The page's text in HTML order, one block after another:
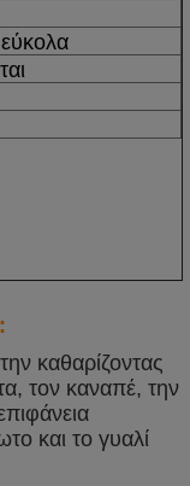
καθαρίζοντας
τον καναπέ, την
και το γυαλί